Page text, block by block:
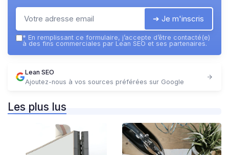
➔ Je m'inscris
* En remplissant ce formulaire, j’accepte d’être contacté(e)
à des fins commerciales par Lean SEO et ses partenaires.
Lean SEO
Ajoutez-nous à vos sources préférées sur Google
Les plus lus